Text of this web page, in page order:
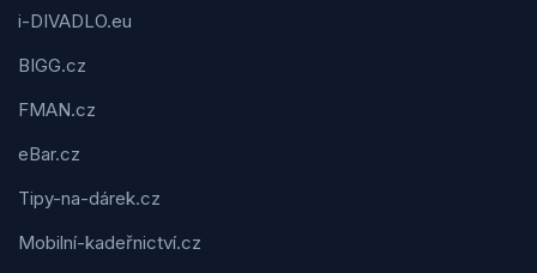
i-DIVADLO.eu
BIGG.cz
FMAN.cz
eBar.cz
Tipy-na-dárek.cz
Mobilní-kadeřnictví.cz